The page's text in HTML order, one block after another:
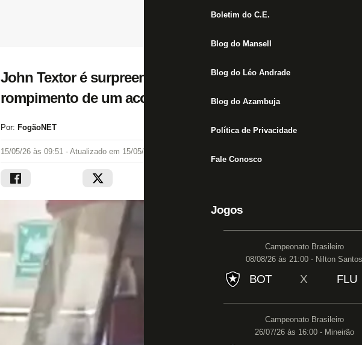
Boletim do C.E.
Blog do Mansell
Blog do Léo Andrade
Blog do Azambuja
Política de Privacidade
Fale Conosco
Jogos
Campeonato Brasileiro
08/08/26 às 21:00 - Nilton Santos
BOT X FLU
Campeonato Brasileiro
26/07/26 às 16:00 - Mineirão
John Textor é surpreendido com críticas do Botafogo e
rompimento de um acordo prévio entre SAF e clube
Por: FogãoNET
15/05/26 às 09:51 - Atualizado em 15/05/26 às 13:28